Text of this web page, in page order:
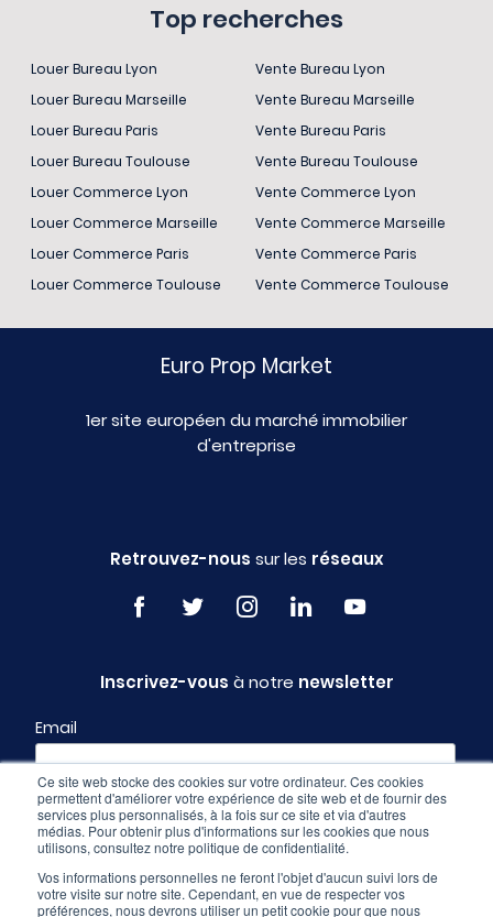
Ce site web stocke des cookies sur votre ordinateur. Ces cookies
permettent d'améliorer votre expérience de site web et de fournir des
services plus personnalisés, à la fois sur ce site et via d'autres
médias. Pour obtenir plus d'informations sur les cookies que nous
utilisons, consultez notre politique de confidentialité.
Vos informations personnelles ne feront l'objet d'aucun suivi lors de
votre visite sur notre site. Cependant, en vue de respecter vos
préférences, nous devrons utiliser un petit cookie pour que nous
Top recherches
Louer Bureau Lyon
Louer Bureau Marseille
Louer Bureau Paris
Louer Bureau Toulouse
Louer Commerce Lyon
Louer Commerce Marseille
Louer Commerce Paris
Louer Commerce Toulouse
Vente Bureau Lyon
Vente Bureau Marseille
Vente Bureau Paris
Vente Bureau Toulouse
Vente Commerce Lyon
Vente Commerce Marseille
Vente Commerce Paris
Vente Commerce Toulouse
Euro Prop Market
1er site européen du marché immobilier
d'entreprise
Retrouvez-nous sur les réseaux
Inscrivez-vous à notre newsletter
Email
Profil